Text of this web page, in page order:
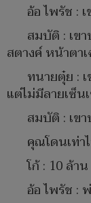
อ้อ ไพรัช :
สมบัติ : เข
สตางค์ หน้าตา
ทนายตุ๋ย :
แต่ไม่มีลายเซ็น
สมบัติ : เข
คุณโดนเท่า
โก้ : 10 ล้า
อ้อ ไพรัช :